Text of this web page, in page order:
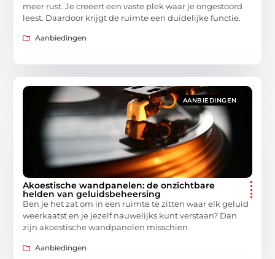
meer rust. Je creëert een vaste plek waar je ongestoord
leest. Daardoor krijgt de ruimte een duidelijke functie.
Aanbiedingen
AANBIEDINGEN
Akoestische wandpanelen: de onzichtbare
helden van geluidsbeheersing
Ben je het zat om in een ruimte te zitten waar elk geluid
weerkaatst en je jezelf nauwelijks kunt verstaan? Dan
zijn akoestische wandpanelen misschien
Aanbiedingen